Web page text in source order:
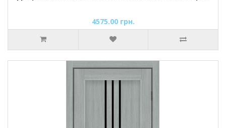
4575.00 грн.